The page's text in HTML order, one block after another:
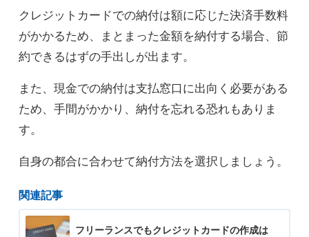
クレジットカードでの納付は額に応じた決済手数料
がかかるため、まとまった金額を納付する場合、節
約できるはずの手出しが出ます。
また、現金での納付は支払窓口に出向く必要がある
ため、手間がかかり、納付を忘れる恐れもありま
す。
自身の都合に合わせて納付方法を選択しましょう。
関連記事
フリーランスでもクレジットカードの作成は